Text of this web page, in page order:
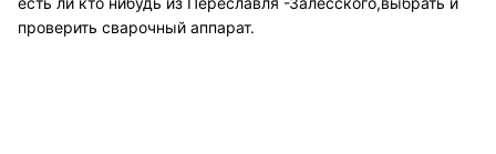
проверить сварочный аппарат.